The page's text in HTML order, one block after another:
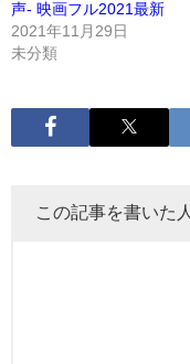
声- 映画フル2021最新
2021年11月29日
未分類
この記事を書いた人